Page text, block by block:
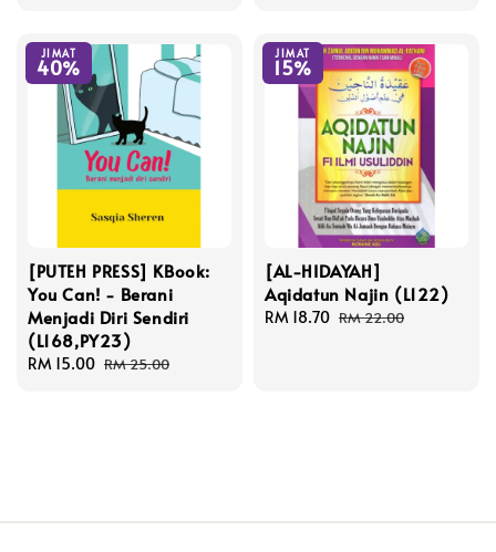
JIMAT
40%
[PUTEH PRESS] KBook:
You Can! - Berani
Menjadi Diri Sendiri
(L168,PY23)
Sale
RM 15.00 Regular
RM 25.00
JIMAT
15%
[AL-HIDAYAH]
Aqidatun Najin (L122)
Sale
RM 18.70 Regular
RM 22.00